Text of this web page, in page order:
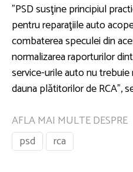
”PSD susţine principiul
pentru reparaţiile auto
combaterea speculei din
normalizarea raporturilor
service-urile auto nu
dauna plătitorilor de RCA”,
AFLA MAI MULTE DESPRE
psd
rca